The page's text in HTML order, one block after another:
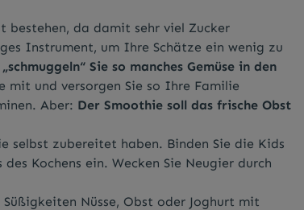
bestehen, da damit sehr viel Zucker
Instrument, um Ihre Schätze ein wenig zu
Sie so manches Gemüse in den
mit und versorgen Sie so Ihre Familie
Aber: Der Smoothie soll das frische Obst
selbst zubereitet haben. Binden Sie die Kids
Kochens ein. Wecken Sie Neugier durch
Nüsse, Obst oder Joghurt mit